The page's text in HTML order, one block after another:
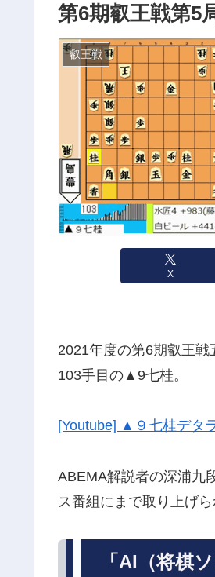
第6期叡王戦第5
叡王戦
X
2021年度の第6期叡王戦
103手目の▲9七桂。
[Youtube] ▲９七桂デタ
ABEMA解説者の深浦九
ス番組にまで取り上げら
「AI（将棋